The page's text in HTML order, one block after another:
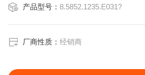
/150/180/200/230/250/256/300/314/35
产品型号：8.5852.1235.E031?
厂商性质：经销商